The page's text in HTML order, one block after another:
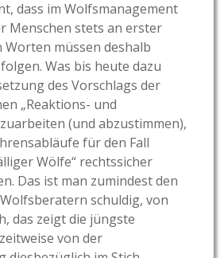
dass im Wolfsmanagement
Menschen stets an erster
Worten müssen deshalb
Was bis heute dazu
des Vorschlags der
„Reaktions- und
(und abzustimmen),
für den Fall
Wölfe“ rechtssicher
Das ist man zumindest den
schuldig, von
das zeigt die jüngste
von der